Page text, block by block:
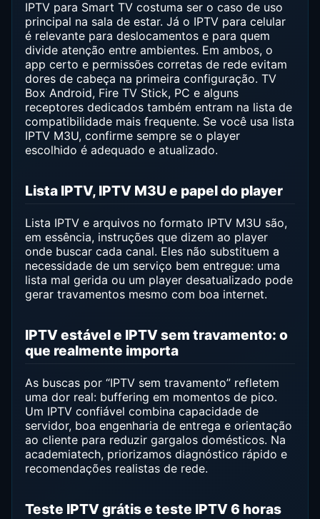
IPTV para Smart TV costuma ser o caso de uso
principal na sala de estar. Já o IPTV para celular
é relevante para deslocamentos e para quem
divide atenção entre ambientes. Em ambos, o
app certo e permissões corretas de rede evitam
dores de cabeça na primeira configuração. TV
Box Android, Fire TV Stick, PC e alguns
receptores dedicados também entram na lista de
compatibilidade mais frequente. Se você usa lista
IPTV M3U, confirme sempre se o player
escolhido é adequado e atualizado.
Lista IPTV, IPTV M3U e papel do player
Lista IPTV e arquivos no formato IPTV M3U são,
em essência, instruções que dizem ao player
onde buscar cada canal. Eles não substituem a
necessidade de um serviço bem entregue: uma
lista mal gerida ou um player desatualizado pode
gerar travamentos mesmo com boa internet.
IPTV estável e IPTV sem travamento: o
que realmente importa
As buscas por “IPTV sem travamento” refletem
uma dor real: buffering em momentos de pico.
Um IPTV confiável combina capacidade de
servidor, boa engenharia de entrega e orientação
ao cliente para reduzir gargalos domésticos. Na
academiatech, priorizamos diagnóstico rápido e
recomendações realistas de rede.
Teste IPTV grátis e teste IPTV 6 horas